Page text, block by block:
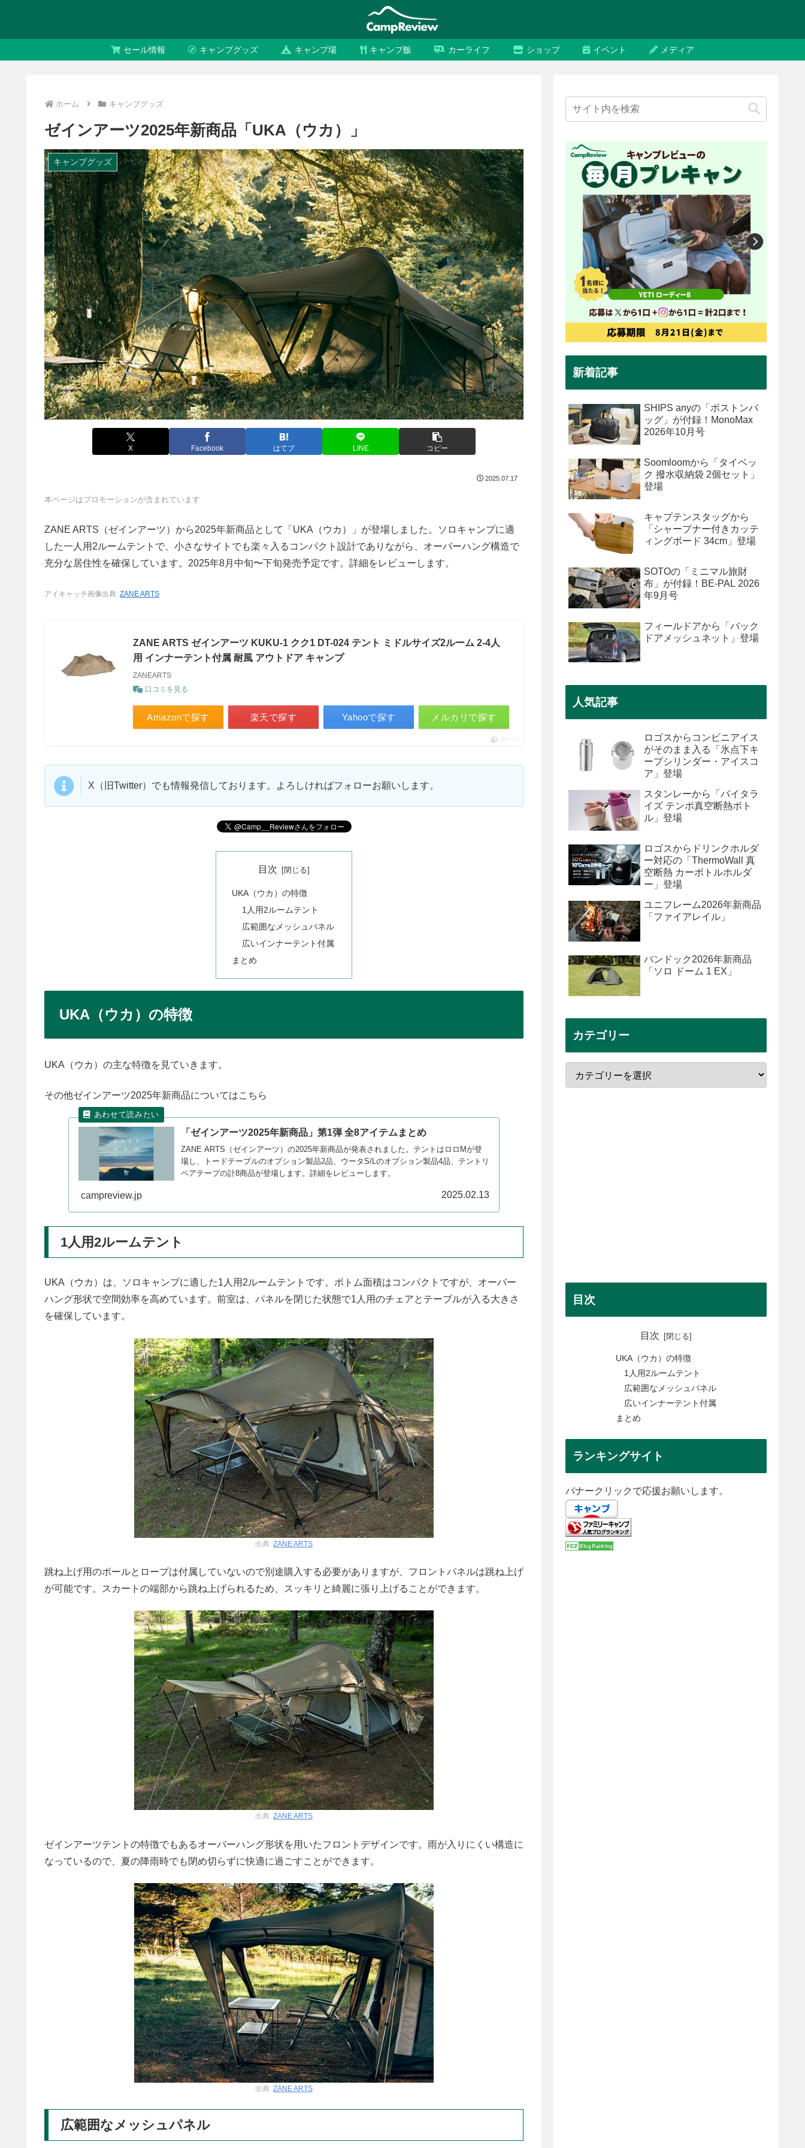
セール情報 キャンプグッズ キャンプ場 キャンプ飯 カーライフ ショップ イベント メディア
ホーム キャンプグッズ
ゼインアーツ2025年新商品「UKA（ウカ）」
キャンプグッズ
X Facebook はてブ LINE コピー
2025.07.17
本ページはプロモーションが含まれています
ZANE ARTS（ゼインアーツ）から2025年新商品として「UKA（ウカ）」が登場しました。ソロキャンプに適
した一人用2ルームテントで、小さなサイトでも楽々入るコンパクト設計でありながら、オーバーハング構造で
充分な居住性を確保しています。2025年8月中旬〜下旬発売予定です。詳細をレビューします。
アイキャッチ画像出典: ZANE ARTS
ZANE ARTS ゼインアーツ KUKU-1 クク1 DT-024 テント ミドルサイズ2ルーム 2-4人
用 インナーテント付属 耐風 アウトドア キャンプ
ZANEARTS
口コミを見る
Amazonで探す 楽天で探す Yahooで探す メルカリで探す
ポチップ
X（旧Twitter）でも情報発信しております。よろしければフォローお願いします。
目次
UKA（ウカ）の特徴
1人用2ルームテント
広範囲なメッシュパネル
広いインナーテント付属
まとめ
UKA（ウカ）の特徴
UKA（ウカ）の主な特徴を見ていきます。
その他ゼインアーツ2025年新商品についてはこちら
「ゼインアーツ2025年新商品」第1弾 全8アイテムまとめ
ZANE ARTS（ゼインアーツ）の2025年新商品が発表されました。テントはロロMが登
場し、トードテーブルのオプション製品2品、ウータS/Lのオプション製品4品、テントリ
ペアテープの計8商品が登場します。詳細をレビューします。
campreview.jp 2025.02.13
1人用2ルームテント
UKA（ウカ）は、ソロキャンプに適した1人用2ルームテントです。ボトム面積はコンパクトですが、オーバー
ハング形状で空間効率を高めています。前室は、パネルを閉じた状態で1人用のチェアとテーブルが入る大きさ
を確保しています。
出典: ZANE ARTS
跳ね上げ用のポールとロープは付属していないので別途購入する必要がありますが、フロントパネルは跳ね上げ
が可能です。スカートの端部から跳ね上げられるため、スッキリと綺麗に張り上げることができます。
出典: ZANE ARTS
ゼインアーツテントの特徴でもあるオーバーハング形状を用いたフロントデザインです。雨が入りにくい構造に
なっているので、夏の降雨時でも閉め切らずに快適に過ごすことができます。
出典: ZANE ARTS
広範囲なメッシュパネル
新着記事
SHIPS anyの「ボストンバ
ッグ」が付録！MonoMax
2026年10月号
Soomloomから「タイベッ
ク 撥水収納袋 2個セット」
登場
キャプテンスタッグから
「シャープナー付きカッテ
ィングボード 34cm」登場
SOTOの「ミニマル旅財
布」が付録！BE-PAL 2026
年9月号
フィールドアから「バック
ドアメッシュネット」登場
人気記事
ロゴスからコンビニアイス
がそのまま入る「氷点下キ
ープシリンダー・アイスコ
ア」登場
スタンレーから「バイタラ
イズ テンポ真空断熱ボト
ル」登場
ロゴスからドリンクホルダ
ー対応の「ThermoWall 真
空断熱 カーボトルホルダ
ー」登場
ユニフレーム2026年新商品
「ファイアレイル」
バンドック2026年新商品
「ソロ ドーム 1 EX」
カテゴリー
目次
目次
UKA（ウカ）の特徴
1人用2ルームテント
広範囲なメッシュパネル
広いインナーテント付属
まとめ
ランキングサイト
バナークリックで応援お願いします。